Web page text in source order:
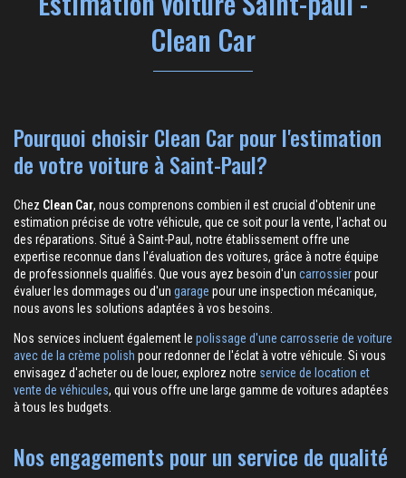
Clean Car
Pourquoi choisir Clean Car pour l'estimation
de votre voiture à Saint-Paul?
Chez Clean Car, nous comprenons combien il est crucial d'obtenir une
estimation précise de votre véhicule, que ce soit pour la vente, l'achat ou
des réparations. Situé à Saint-Paul, notre établissement offre une
expertise reconnue dans l'évaluation des voitures, grâce à notre équipe
de professionnels qualifiés. Que vous ayez besoin d'un carrossierpour
évaluer les dommages ou d'un garage pour une inspection mécanique,
nous avons les solutions adaptées à vos besoins.
Nos services incluent également le polissage d'une carrosserie de voiture
avec de la crème polish pour redonner de l'éclat à votre véhicule. Si vous
envisagez d'acheter ou de louer, explorez notre service de location et
vente de véhicules, qui vous offre une large gamme de voitures adaptées
à tous les budgets.
Nos engagements pour un service de qualité